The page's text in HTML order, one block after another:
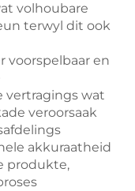
volhoubare
terwyl dit ook
voorspelbaar en
vertragings wat
veroorsaak
akkuraatheid
produkte,